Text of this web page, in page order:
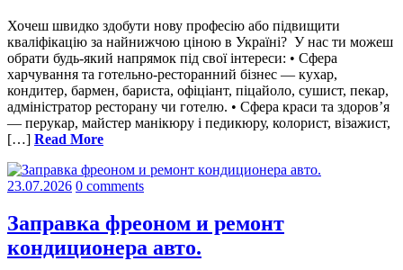
Хочеш швидко здобути нову професію або підвищити
кваліфікацію за найнижчою ціною в Україні? У нас ти можеш
обрати будь-який напрямок під свої інтереси: • Сфера
харчування та готельно-ресторанний бізнес — кухар,
кондитер, бармен, бариста, офіціант, піцайоло, сушист, пекар,
адміністратор ресторану чи готелю. • Сфера краси та здоров’я
— перукар, майстер манікюру і педикюру, колорист, візажист,
[…] Read More
23.07.2026 0 comments
Заправка фреоном и ремонт
кoндиционера авто.